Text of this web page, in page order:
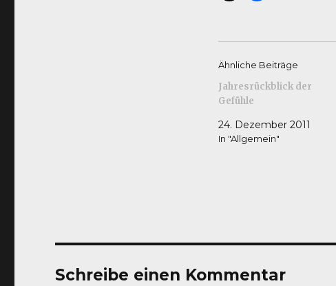
Ähnliche Beiträge
Jahresrückblick der
Gefühle
24. Dezember 2011
In "Allgemein"
Schreibe einen Kommentar